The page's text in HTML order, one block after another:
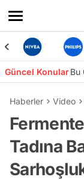
Güncel KonularBu
Haberler Video
Tadına